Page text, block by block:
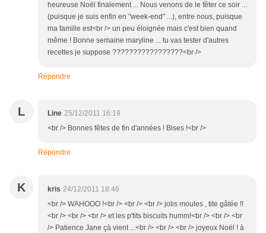
heureuse Noël finalement ... Nous venons de le fêter ce soir ...
(puisque je suis enfin en "week-end" ...), entre nous, puisque
ma famille est<br /> un peu éloignée mais c'est bien quand
même ! Bonne semaine maryline ... tu vas tester d'autres
recettes je suppose ?????????????????<br />
Répondre
L Line 25/12/2011 16:19
<br /> Bonnes fêtes de fin d'années ! Bises !<br />
Répondre
K kris 24/12/2011 18:46
<br /> WAHOOO !<br /> <br /> <br /> jolis moules , tite gâtée !!
<br /> <br /> <br /> et les p'tits biscuits humm!<br /> <br /> <br
/> Patience Jane çà vient ...<br /> <br /> <br /> joyeux Noël ! à